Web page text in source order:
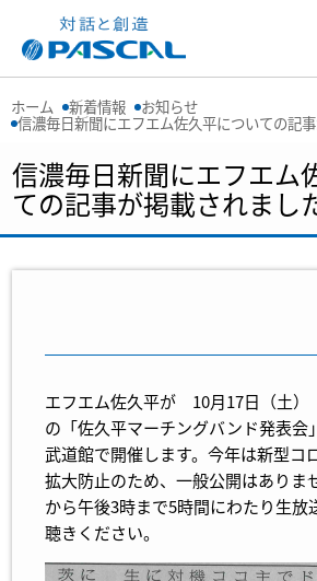
ホーム 新着情報 お知らせ
信濃毎日新聞にエフエム佐久平についての記
信濃毎日新聞にエフエム
ての記事が掲載されまし
エフエム佐久平が 10月17日（土
の「佐久平マーチングバンド発表会
武道館で開催します。今年は新型コ
拡大防止のため、一般公開はありま
から午後3時まで5時間にわたり生放
聴きください。